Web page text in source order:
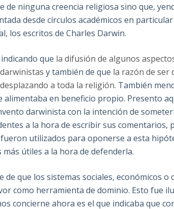
de ninguna creencia religiosa sino que,
desde círculos académicos en
los escritos de Charles Darwin.
que la difusión de algunos
y también de que la razón de ser
a toda la religión. También
alimentaba en beneficio propio. Presento
darwinista con la intención de
a la hora de escribir sus comentarios,
utilizados para oponerse a esta
útiles a la hora de defenderla.
de que los sistemas sociales, económicos
como herramienta de dominio. Esto fue
concierne ahora es el que indicaba que